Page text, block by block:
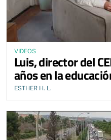
VIDEOS
Luis, director del
años en la
ESTHER H. L.